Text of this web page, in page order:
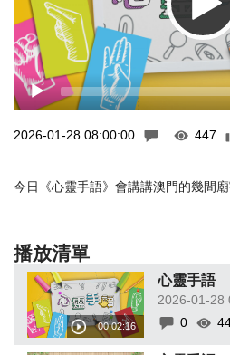
2026-01-28 08:00:00 447
今日《心靈手語》會講講澳門的幾間
播放清單
心靈手語
2026-01-28
0